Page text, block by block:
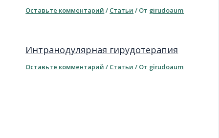
Оставьте комментарий / Статьи / От girudoaum
Интранодулярная гирудотерапия
Оставьте комментарий / Статьи / От girudoaum